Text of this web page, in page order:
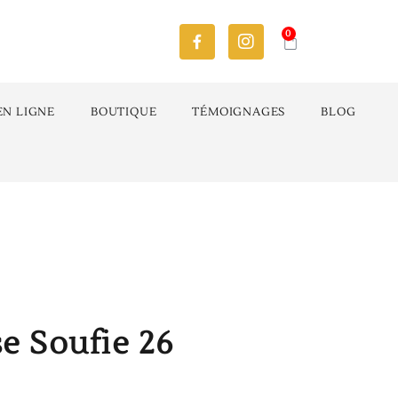
0
LIGNE BOUTIQUE TÉMOIGNAGES BLOG
Soufie 26